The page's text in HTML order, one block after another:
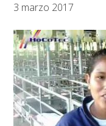
3 marzo 2017